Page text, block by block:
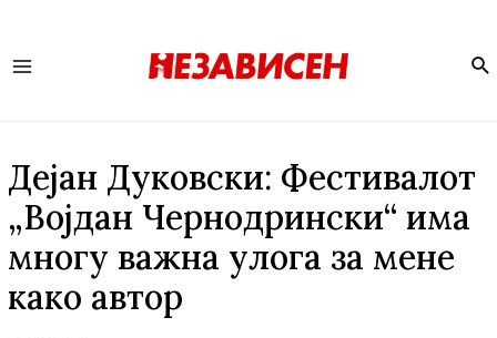
Дејан Дуковски: Фестивалот
„Војдан Чернодрински“ има
многу важна улога за мене
како автор